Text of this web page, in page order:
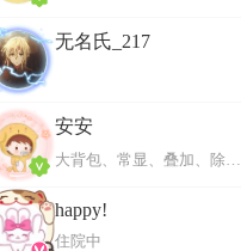
无名氏_217
安安
大背包、常显、叠加、除草树，唯一作者QQ383125283
happy!
住院中